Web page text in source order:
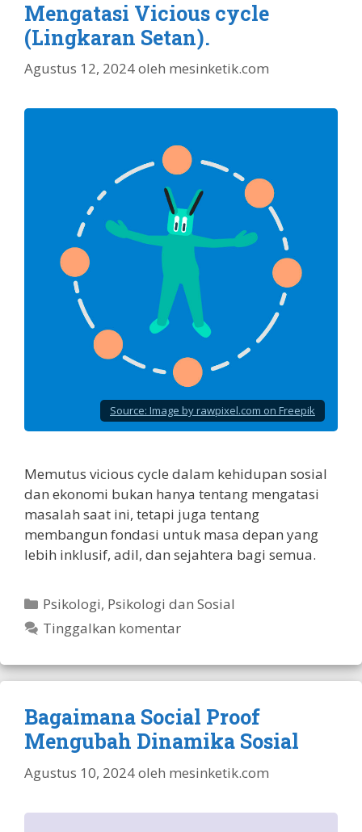
Mengatasi Vicious cycle
(Lingkaran Setan).
Agustus 12, 2024oleh mesinketik.com
Source: Image by rawpixel.com on Freepik
Memutus vicious cycle dalam kehidupan sosial
dan ekonomi bukan hanya tentang mengatasi
masalah saat ini, tetapi juga tentang
membangun fondasi untuk masa depan yang
lebih inklusif, adil, dan sejahtera bagi semua.
Kategori
Psikologi, Psikologi dan Sosial
Tinggalkan komentar
Bagaimana Social Proof
Mengubah Dinamika Sosial
Agustus 10, 2024oleh mesinketik.com